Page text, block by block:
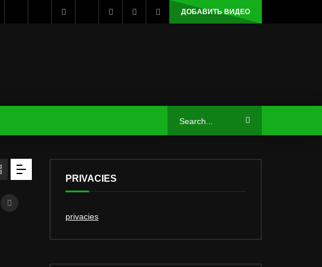
ДОБАВИТЬ ВИДЕО
PRIVACIES
privacies